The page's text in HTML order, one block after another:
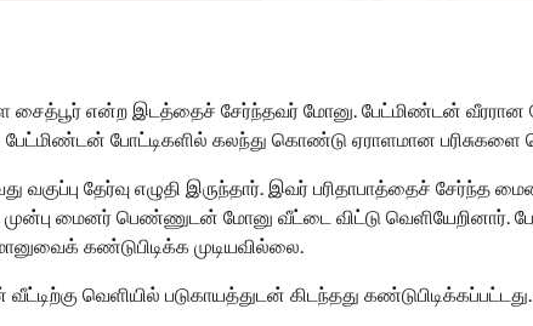
சைத்பூர் என்ற இடத்தைச் சேர்ந்தவர் மோனு. பேட்மிண்டன் வீரரான
போட்டிகளில் கலந்து கொண்டு ஏராளமான பரிசுகளை
வகுப்பு தேர்வு எழுதி இருந்தார். இவர் பரிதாபாத்தைச்
முன்பு மைனர் பெண்ணுடன் மோனு வீட்டை விட்டு
கண்டுபிடிக்க முடியவில்லை.
வெளியில் படுகாயத்துடன் கிடந்தது